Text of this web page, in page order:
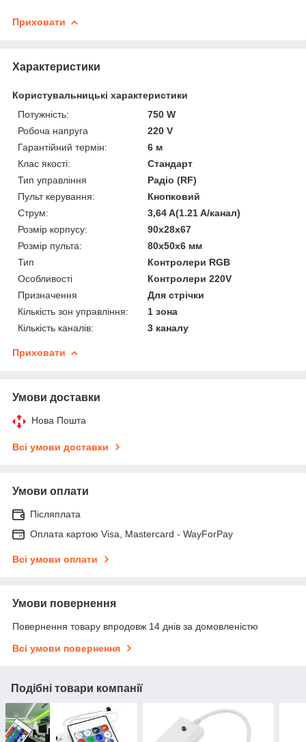
Приховати
Характеристики
Користувальницькі характеристики
Потужність:
750 W
Робоча напруга
220 V
Гарантійний термін:
6 м
Клас якості:
Стандарт
Тип управління
Радіо (RF)
Пульт керування:
Кнопковий
Струм:
3,64 A(1.21 A/канал)
Розмір корпусу:
90х28х67
Розмір пульта:
80х50х6 мм
Тип
Контролери RGB
Особливості
Контролери 220V
Призначення
Для стрічки
Кількість зон управління:
1 зона
Кількість каналів:
3 каналу
Приховати
Умови доставки
Нова Пошта
Всі умови доставки
Умови оплати
Післяплата
Оплата картою Visa, Mastercard - WayForPay
Всі умови оплати
Умови повернення
Повернення товару впродовж 14 днів за домовленістю
Всі умови повернення
Подібні товари компанії